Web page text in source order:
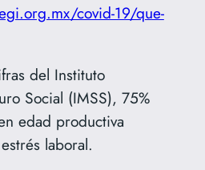
covid-19/que-
del Instituto
Social (IMSS), 75%
edad productiva
laboral.